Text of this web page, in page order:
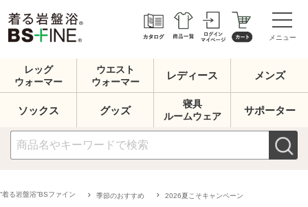
メニュー
レッグ
ウォーマー
ウエスト
ウォーマー
レディース メンズ
ソックス グッズ
寝具
ルームウェア
サポーター
“着る岩盤浴”BSファイン 季節のおすすめ 2026夏こそキャンペーン